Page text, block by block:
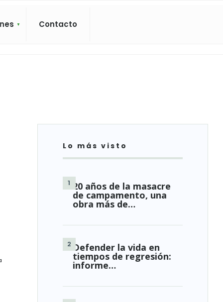
Contacto
Lo más visto
20 años de la masacre
de campamento, una
obra más de…
Defender la vida en
tiempos de regresión:
informe…